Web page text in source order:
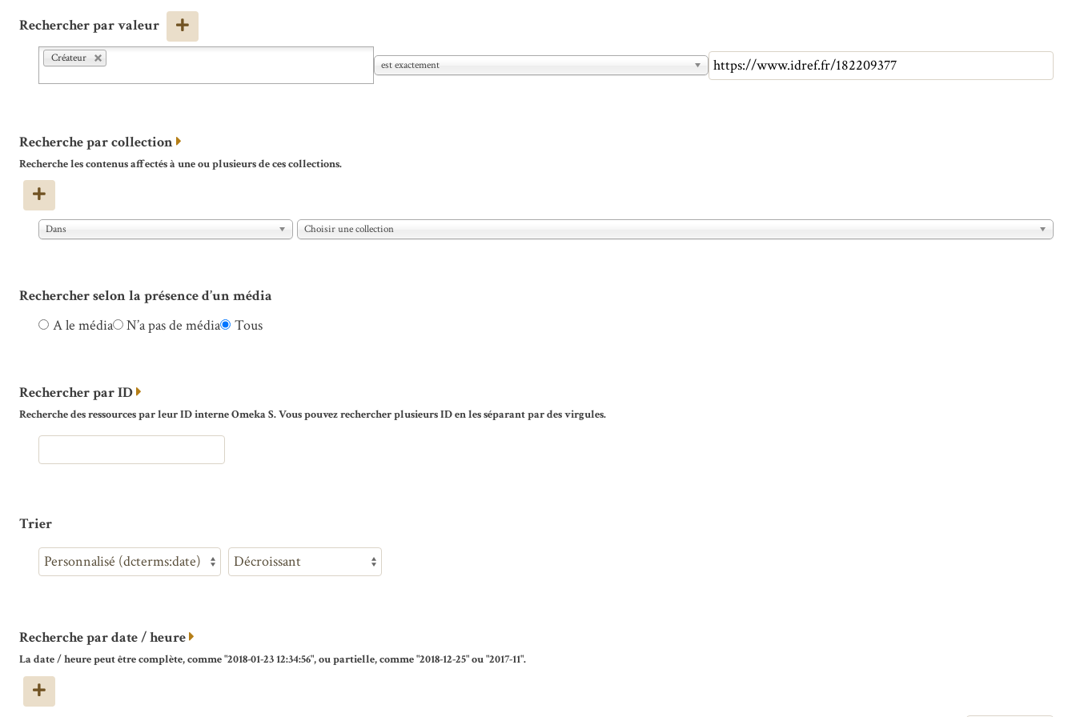
Rechercher par valeur
Créateur
est exactement
Recherche par collection
Recherche les contenus affectés à une ou plusieurs de ces collections.
Dans Choisir une collection
Rechercher selon la présence d’un média
A le média
N’a pas de média Tous
Rechercher par ID
Recherche des ressources par leur ID interne Omeka S. Vous pouvez rechercher plusieurs ID en les séparant par des virgules.
Trier
Recherche par date / heure
La date / heure peut être complète, comme "2018-01-23 12:34:56", ou partielle, comme "2018-12-25" ou "2017-11".